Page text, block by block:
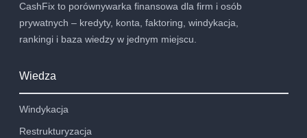
CashFix to porównywarka finansowa dla firm i osób
prywatnych – kredyty, konta, faktoring, windykacja,
rankingi i baza wiedzy w jednym miejscu.
Wiedza
Windykacja
Restrukturyzacja